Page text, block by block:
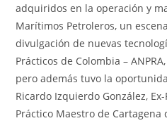
adquiridos en la operación y
Marítimos Petroleros, un
divulgación de nuevas
Prácticos de Colombia –
pero además tuvo la
Ricardo Izquierdo González,
Práctico Maestro de